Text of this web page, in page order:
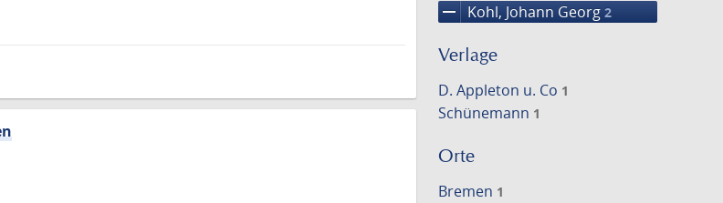
remove Kohl, Johann Georg 2
Verlage
D. Appleton u. Co 1
Schünemann 1
Orte
Bremen 1